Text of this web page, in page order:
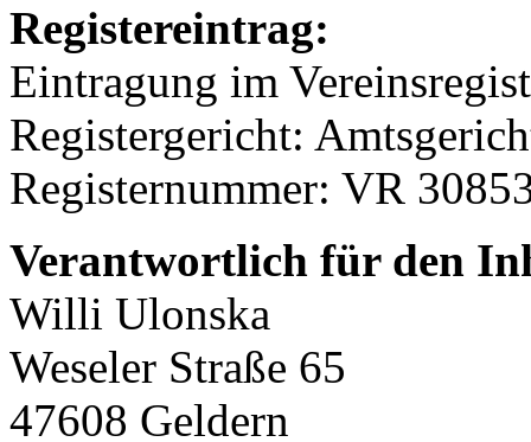
Registereintrag:
Eintragung im
Registergericht:
Registernummer: VR
Verantwortlich für den
Willi Ulonska
Weseler Straße 65
47608 Geldern